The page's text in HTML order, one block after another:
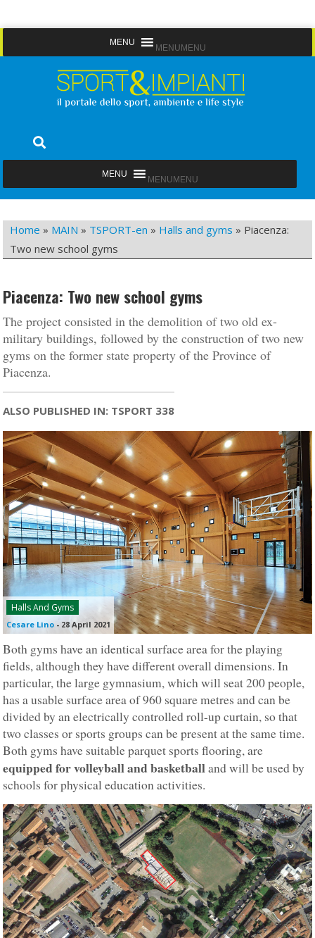
to
MENU MENU
Sport&Impianti
MENU MENU
Home » MAIN » TSPORT-en » Halls and gyms » Piacenza:
Two new school gyms
Piacenza: Two new school gyms
The project consisted in the demolition of two old ex-
military buildings, followed by the construction of two new
gyms on the former state property of the Province of
Piacenza.
ALSO PUBLISHED IN: TSPORT 338
Halls And Gyms
Cesare Lino - 28 April 2021
Both gyms have an identical surface area for the playing
fields, although they have different overall dimensions. In
particular, the large gymnasium, which will seat 200 people,
has a usable surface area of 960 square metres and can be
divided by an electrically controlled roll-up curtain, so that
two classes or sports groups can be present at the same time.
Both gyms have suitable parquet sports flooring, are
equipped for volleyball and basketballand will be used by
schools for physical education activities.